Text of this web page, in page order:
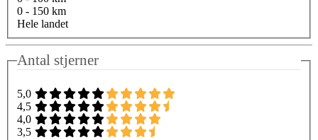
0 - 150 km
Hele landet
Antal stjerner
5,0
4,5
4,0
3,5